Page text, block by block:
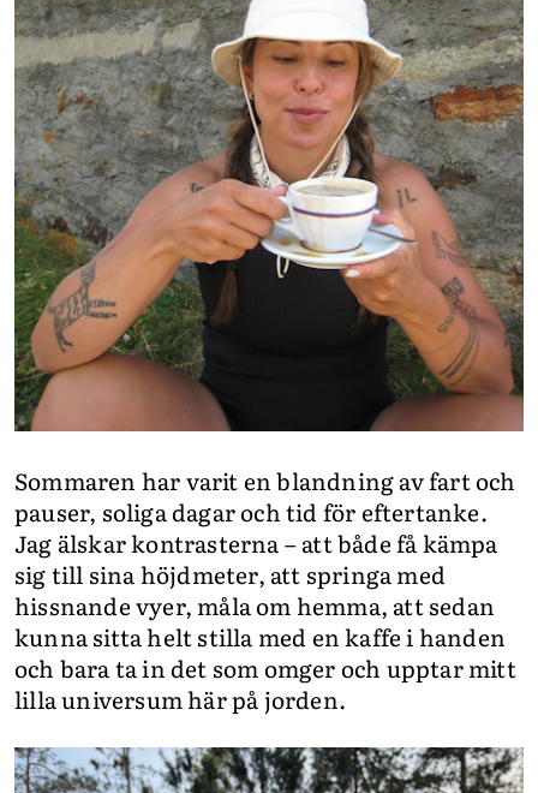
Sommaren har varit en blandning av fart och
pauser, soliga dagar och tid för eftertanke.
Jag älskar kontrasterna – att både få kämpa
sig till sina höjdmeter, att springa med
hissnande vyer, måla om hemma, att sedan
kunna sitta helt stilla med en kaffe i handen
och bara ta in det som omger och upptar mitt
lilla universum här på jorden.